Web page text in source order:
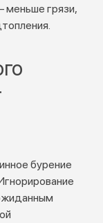
меньше грязи,
бурение